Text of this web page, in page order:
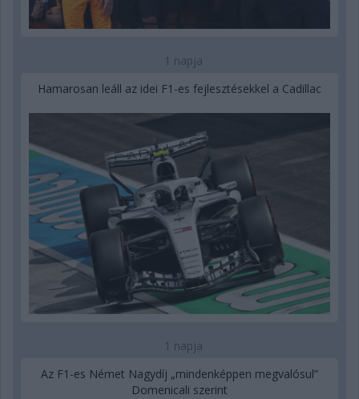
1 napja
Hamarosan leáll az idei F1-es fejlesztésekkel a Cadillac
1 napja
Az F1-es Német Nagydíj „mindenképpen megvalósul”
Domenicali szerint